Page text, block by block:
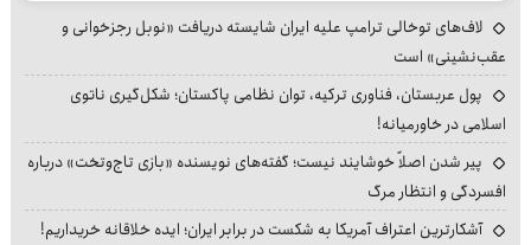
لاف‌های توخالی ترامپ علیه ایران شایسته دریافت «نوبل رجزخوانی و
عقب‌نشینی» است
پول عربستان، فناوری ترکیه، توان نظامی پاکستان؛ شکل‌گیری ناتوی
اسلامی در خاورمیانه!
پیر شدن اصلاً خوشایند نیست؛ گفته‌های نویسنده «بازی تاج‌وتخت» درباره
افسردگی و انتظار مرگ
آشکارترین اعتراف آمریکا به شکست در برابر ایران؛ ایده خلاقانه خریداریم!